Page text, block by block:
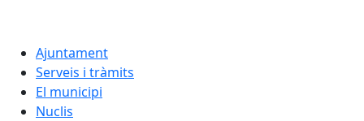
Ajuntament
Serveis i tràmits
El municipi
Nuclis